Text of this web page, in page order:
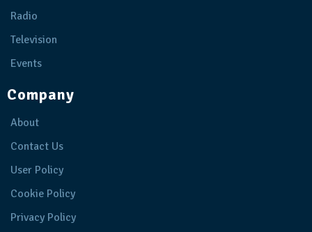
Radio
Television
Events
Company
About
Contact Us
User Policy
Cookie Policy
Privacy Policy